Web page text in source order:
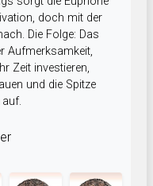
doch mit der
Die Folge: Das
Aufmerksamkeit,
Zeit investieren,
und die Spitze